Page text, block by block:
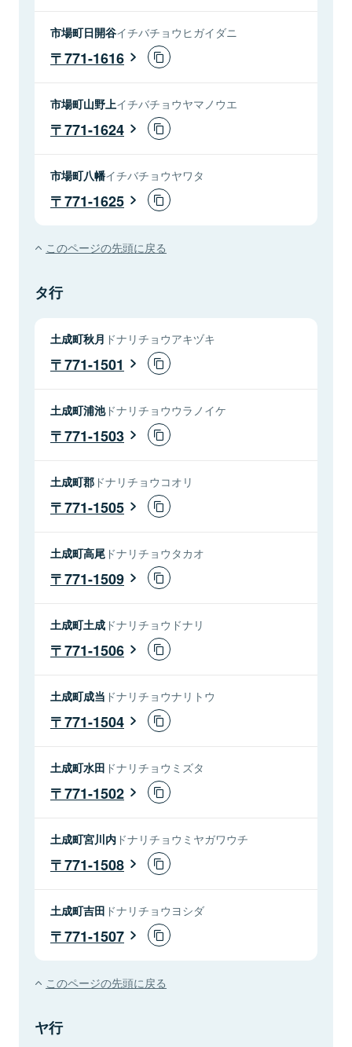
市場町日開谷イチバチョウヒガイダニ
771-1616
市場町山野上イチバチョウヤマノウエ
771-1624
市場町八幡イチバチョウヤワタ
771-1625
このページの先頭に戻る
タ行
土成町秋月 ドナリチョウアキヅキ
771-1501
土成町浦池ドナリチョウウラノイケ
771-1503
土成町郡 ドナリチョウコオリ
771-1505
土成町高尾 ドナリチョウタカオ
771-1509
土成町土成 ドナリチョウドナリ
771-1506
土成町成当 ドナリチョウナリトウ
771-1504
土成町水田 ドナリチョウミズタ
771-1502
土成町宮川内 ドナリチョウミヤガワウチ
771-1508
土成町吉田 ドナリチョウヨシダ
771-1507
このページの先頭に戻る
ヤ行